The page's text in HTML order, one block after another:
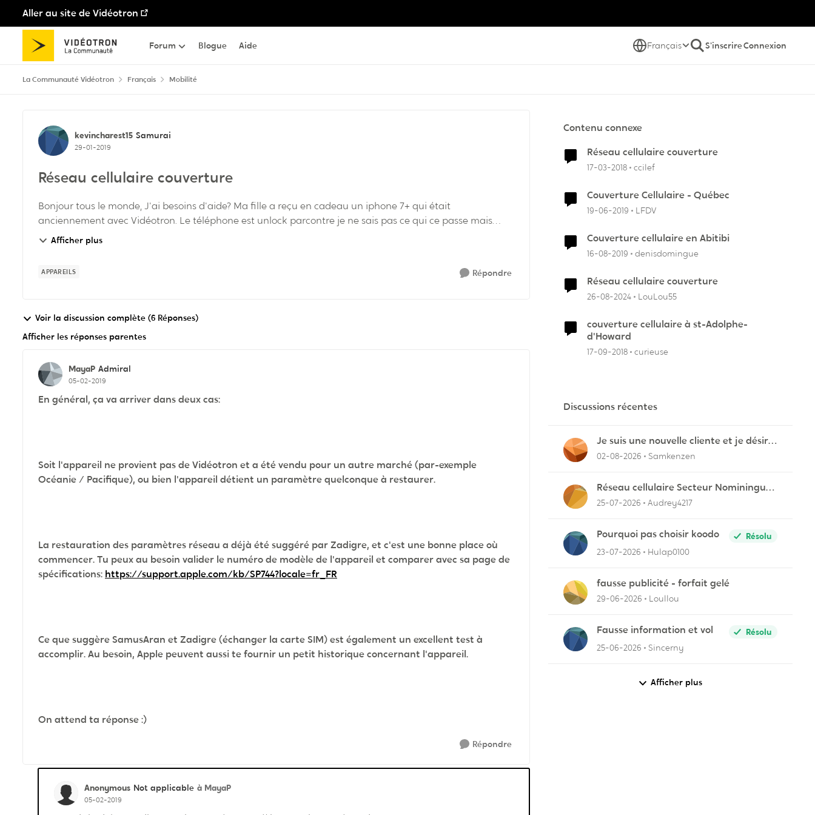
Aller au site de Vidéotron
Passer au contenu
Forum Blogue Aide Français S'inscrireConnexion
La Communauté Vidéotron Français Mobilité
Discussion de forum
kevincharest15 Samurai
29-01-2019
Réseau cellulaire couverture
Bonjour tous le monde, J'ai besoins d'aide? Ma fille a reçu en cadeau un iphone 7+ qui était
anciennement avec Vidéotron. Le téléphone est unlock parcontre je ne sais pas ce qui ce passe mais
souve...
Afficher plus
APPAREILS Répondre
Voir la discussion complète (6 Réponses)
Afficher les réponses parentes
MayaP Admiral
05-02-2019
En général, ça va arriver dans deux cas:
Soit l'appareil ne provient pas de Vidéotron et a été vendu pour un autre marché (par-exemple
Océanie / Pacifique), ou bien l'appareil détient un paramètre quelconque à restaurer.
La restauration des paramètres réseau a déjà été suggéré par Zadigre, et c'est une bonne place où
commencer. Tu peux au besoin valider le numéro de modèle de l'appareil et comparer avec sa page de
spécifications: https://support.apple.com/kb/SP744?locale=fr_FR
Ce que suggère SamusAran et Zadigre (échanger la carte SIM) est également un excellent test à
accomplir. Au besoin, Apple peuvent aussi te fournir un petit historique concernant l'appareil.
On attend ta réponse :)
Répondre
Anonymous Not applicable à MayaP
05-02-2019
Contenu connexe
Réseau cellulaire couverture
17-03-2018 ccilef
Couverture Cellulaire - Québec
19-06-2019 LFDV
Couverture cellulaire en Abitibi
16-08-2019 denisdomingue
Réseau cellulaire couverture
26-08-2024 LouLou55
couverture cellulaire à st-Adolphe-
d'Howard
17-09-2018 curieuse
Discussions récentes
Je suis une nouvelle cliente et je désire
connecter mon appareil sur videotron
02-08-2026 Samkenzen
Réseau cellulaire Secteur Nominingue
dans les Hautes-Laurentides instable
25-07-2026 Audrey4217
Pourquoi pas choisir koodo
Résolu
23-07-2026
Hulap0100
fausse publicité - forfait gelé
29-06-2026 Loullou
Fausse information et vol
Résolu
25-06-2026
Sincerny
Afficher plus